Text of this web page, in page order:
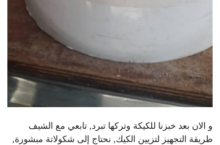
و الان بعد خبزنا للكيكة وتركها تبرد, تابعي مع الشيف
طريقة التجهيز لتزيين الكيك, نحتاج إلى شكولاتة مبشورة,